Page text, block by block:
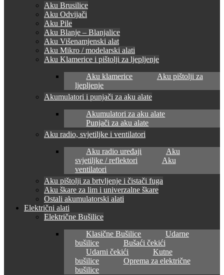
Aku Brusilice
Aku Odvijači
Aku Pile
Aku Blanje – Blanjalice
Aku Višenamjenski alat
Aku Mikro / modelarski alati
Aku Klamerice i pištolji za ljepljenje
Aku klamerice
Aku pištolji za
ljepljenje
Akumulatori i punjači za aku alate
Akumulatori za aku alate
Punjači za aku alate
Aku radio, svjetiljke i ventilatori
Aku radio uređaji
Aku
svjetiljke / reflektori
Aku
ventilatori
Aku pištolji za brtvljenje i čistači fuga
Aku škare za lim i univerzalne škare
Ostali akumulatorski alati
Električni alati
Električne Bušilice
Klasične Bušilice
Udarne
bušilice
Bušaći čekići
Udarni čekići
Kutne
bušilice
Oprema za električne
bušilice